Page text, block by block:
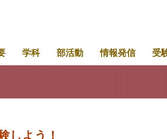
学科 部活動 情報発信 受
しよう！